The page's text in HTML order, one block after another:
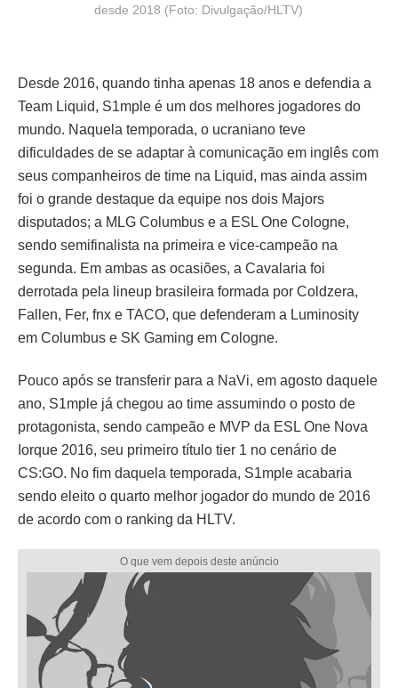
desde 2018 (Foto: Divulgação/HLTV)
Desde 2016, quando tinha apenas 18 anos e defendia a
Team Liquid, S1mple é um dos melhores jogadores do
mundo. Naquela temporada, o ucraniano teve
dificuldades de se adaptar à comunicação em inglês com
seus companheiros de time na Liquid, mas ainda assim
foi o grande destaque da equipe nos dois Majors
disputados; a MLG Columbus e a ESL One Cologne,
sendo semifinalista na primeira e vice-campeão na
segunda. Em ambas as ocasiões, a Cavalaria foi
derrotada pela lineup brasileira formada por Coldzera,
Fallen, Fer, fnx e TACO, que defenderam a Luminosity
em Columbus e SK Gaming em Cologne.
Pouco após se transferir para a NaVi, em agosto daquele
ano, S1mple já chegou ao time assumindo o posto de
protagonista, sendo campeão e MVP da ESL One Nova
Iorque 2016, seu primeiro título tier 1 no cenário de
CS:GO. No fim daquela temporada, S1mple acabaria
sendo eleito o quarto melhor jogador do mundo de 2016
de acordo com o ranking da HLTV.